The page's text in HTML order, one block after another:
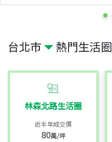
台北市 熱門生活圈
林森北路生活圈
近半年成交價
80萬/坪